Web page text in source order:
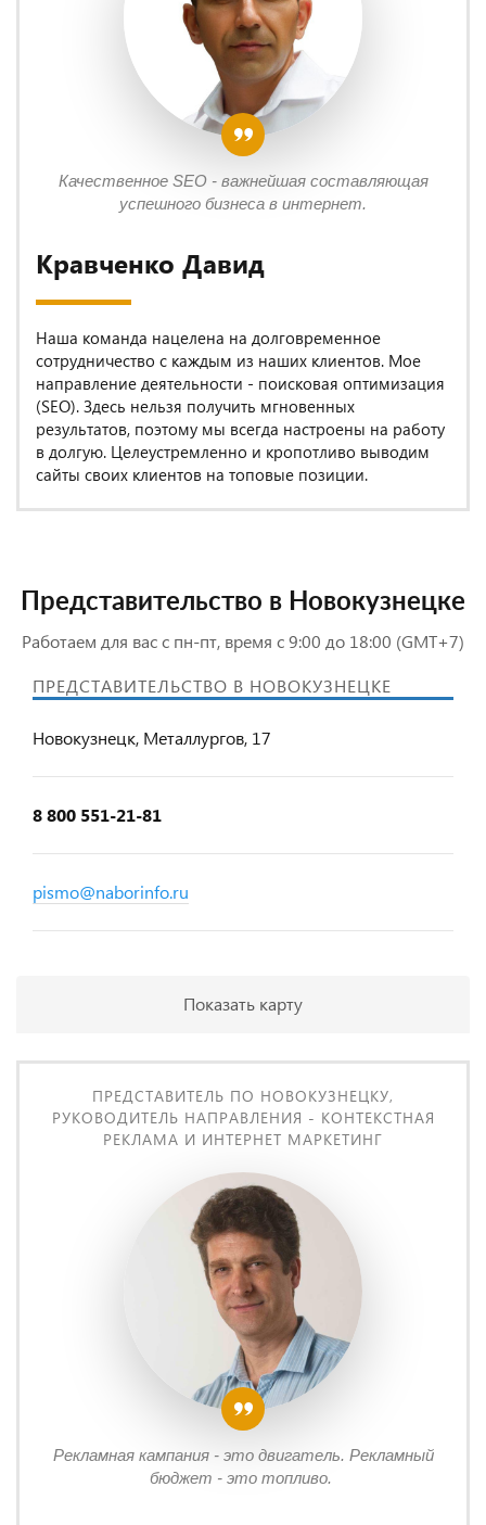
Кравченко Давид
Наша команда нацелена на долговременное
сотрудничество с каждым из наших клиентов. Мое
направление деятельности - поисковая оптимизация
(SEO). Здесь нельзя получить мгновенных
результатов, поэтому мы всегда настроены на работу
в долгую. Целеустремленно и кропотливо выводим
сайты своих клиентов на топовые позиции.
Качественное SEO - важнейшая составляющая
успешного бизнеса в интернет.
Представительство в Новокузнецке
Работаем для вас с пн-пт, время с 9:00 до 18:00 (GMT+7)
ПРЕДСТАВИТЕЛЬСТВО В НОВОКУЗНЕЦКЕ
Новокузнецк, Металлургов, 17
8 800 551-21-81
pismo@naborinfo.ru
Показать карту
ПРЕДСТАВИТЕЛЬ ПО НОВОКУЗНЕЦКУ,
РУКОВОДИТЕЛЬ НАПРАВЛЕНИЯ - КОНТЕКСТНАЯ
РЕКЛАМА И ИНТЕРНЕТ МАРКЕТИНГ
Рекламная кампания - это двигатель. Рекламный
бюджет - это топливо.